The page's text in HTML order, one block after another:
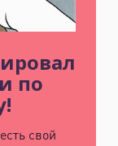
по
свой